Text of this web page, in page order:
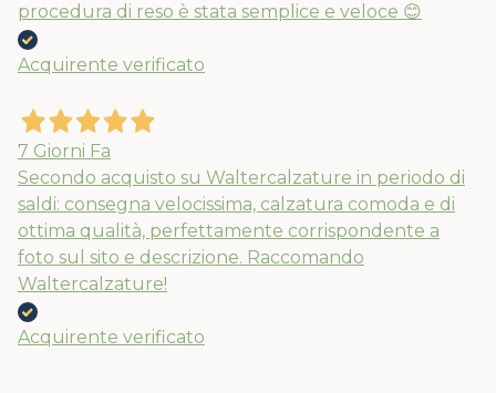
procedura di reso è stata semplice e veloce 😊
Acquirente verificato
7 Giorni Fa
Secondo acquisto su Waltercalzature in periodo di
saldi: consegna velocissima, calzatura comoda e di
ottima qualità, perfettamente corrispondente a
foto sul sito e descrizione. Raccomando
Waltercalzature!
Acquirente verificato